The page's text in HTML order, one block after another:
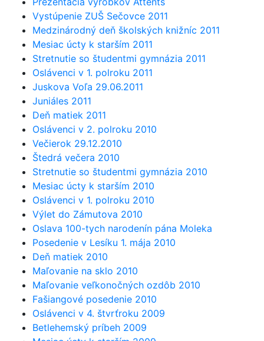
Vystúpenie ZUŠ Sečovce 2011
Medzinárodný deň školských knižníc 2011
Mesiac úcty k starším 2011
Stretnutie so študentmi gymnázia 2011
Oslávenci v 1. polroku 2011
Juskova Voľa 29.06.2011
Juniáles 2011
Deň matiek 2011
Oslávenci v 2. polroku 2010
Večierok 29.12.2010
Štedrá večera 2010
Stretnutie so študentmi gymnázia 2010
Mesiac úcty k starším 2010
Oslávenci v 1. polroku 2010
Výlet do Zámutova 2010
Oslava 100-tych narodenín pána Moleka
Posedenie v Lesíku 1. mája 2010
Deň matiek 2010
Maľovanie na sklo 2010
Maľovanie veľkonočných ozdôb 2010
Fašiangové posedenie 2010
Oslávenci v 4. štvrťroku 2009
Betlehemský príbeh 2009